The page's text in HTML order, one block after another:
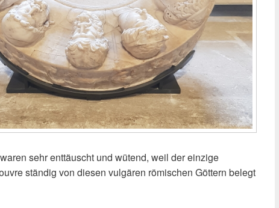
sehr enttäuscht und wütend, weil der einzige
ständig von diesen vulgären römischen Göttern belegt